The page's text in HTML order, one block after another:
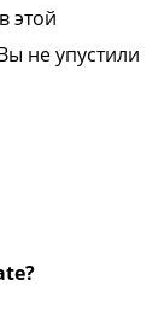
этой
не упустили